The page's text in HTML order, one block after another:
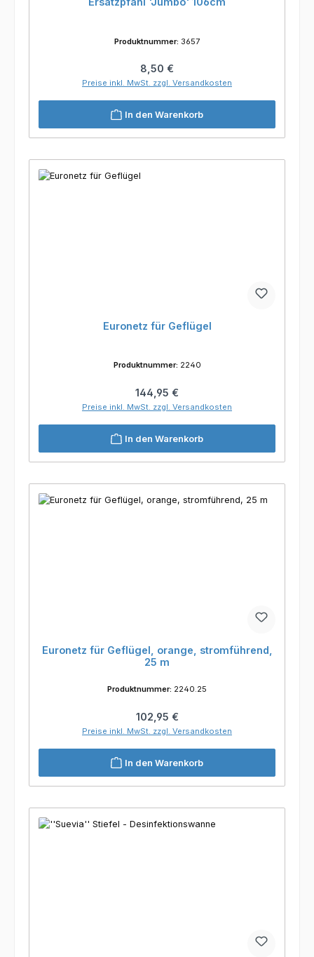
Produktnummer: 3657
Regulärer Preis:
8,50 €
Preise inkl. MwSt. zzgl. Versandkosten
In den Warenkorb
Euronetz für Geflügel
Produktnummer: 2240
Regulärer Preis:
144,95 €
Preise inkl. MwSt. zzgl. Versandkosten
In den Warenkorb
Euronetz für Geflügel, orange, stromführend,
25 m
Produktnummer: 2240.25
Regulärer Preis:
102,95 €
Preise inkl. MwSt. zzgl. Versandkosten
In den Warenkorb